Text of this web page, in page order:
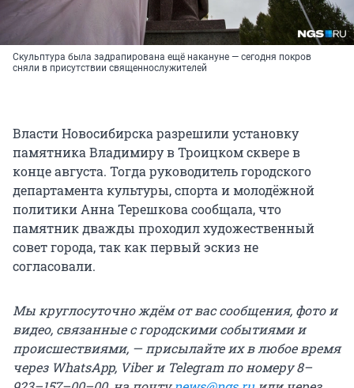
Скульптура была задрапирована ещё накануне — сегодня покров
сняли в присутствии священнослужителей
Власти Новосибирска разрешили установку
памятника Владимиру в Троицком сквере в
конце августа. Тогда руководитель городского
департамента культуры, спорта и молодёжной
политики Анна Терешкова сообщала, что
памятник дважды проходил художественный
совет города, так как первый эскиз не
согласовали.
Мы круглосуточно ждём от вас сообщения, фото и
видео, связанные с городскими событиями и
происшествиями, — присылайте их в любое время
через WhatsApp, Viber и Telegram по номеру 8–